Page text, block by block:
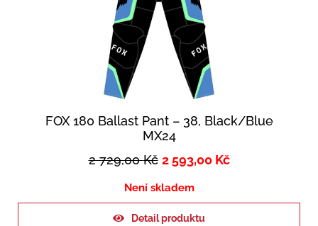
FOX 180 Ballast Pant – 38, Black/Blue
MX24
2 729,00Kč 2 593,00 Kč
Není skladem
Detail produktu